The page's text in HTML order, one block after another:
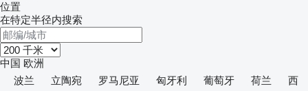
位置
在特定半径内搜索
中国 欧洲
波兰
立陶宛 罗马尼亚 匈牙利 葡萄牙 荷兰
西